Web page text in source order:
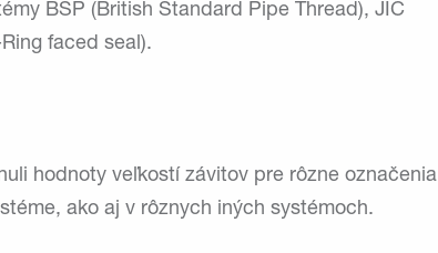
BSP (British Standard Pipe Thread), JIC
faced seal).
hodnoty veľkostí závitov pre rôzne označenia
ako aj v rôznych iných systémoch.